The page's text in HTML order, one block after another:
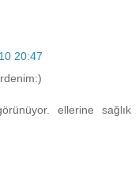
20:47
ellerine sağlık